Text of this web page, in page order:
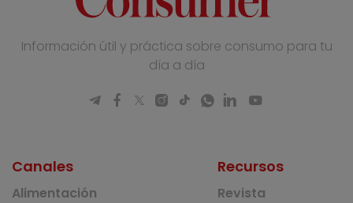
Información útil y práctica sobre consumo para tu
día a día
Canales
Alimentación
Recursos
Revista